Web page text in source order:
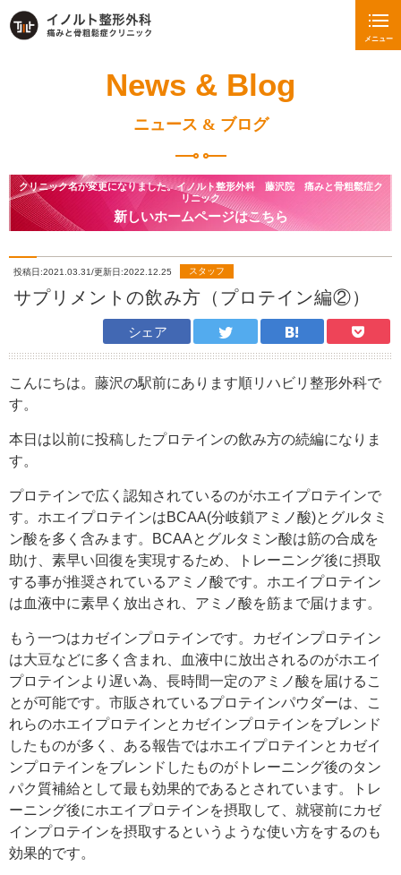
メニュー
News & Blog
ニュース & ブログ
クリニック名が変更になりました。イノルト整形外科 藤沢院 痛みと骨粗鬆症ク
リニック
新しいホームページはこちら
投稿日:2021.03.31/更新日:2022.12.25 スタッフ
サプリメントの飲み方（プロテイン編②）
シェア
こんにちは。藤沢の駅前にあります順リハビリ整形外科で
す。
本日は以前に投稿したプロテインの飲み方の続編になりま
す。
プロテインで広く認知されているのがホエイプロテインで
す。ホエイプロテインはBCAA(分岐鎖アミノ酸)とグルタミ
ン酸を多く含みます。BCAAとグルタミン酸は筋の合成を
助け、素早い回復を実現するため、トレーニング後に摂取
する事が推奨されているアミノ酸です。ホエイプロテイン
は血液中に素早く放出され、アミノ酸を筋まで届けます。
もう一つはカゼインプロテインです。カゼインプロテイン
は大豆などに多く含まれ、血液中に放出されるのがホエイ
プロテインより遅い為、長時間一定のアミノ酸を届けるこ
とが可能です。市販されているプロテインパウダーは、こ
れらのホエイプロテインとカゼインプロテインをブレンド
したものが多く、ある報告ではホエイプロテインとカゼイ
ンプロテインをブレンドしたものがトレーニング後のタン
パク質補給として最も効果的であるとされています。トレ
ーニング後にホエイプロテインを摂取して、就寝前にカゼ
インプロテインを摂取するというような使い方をするのも
効果的です。